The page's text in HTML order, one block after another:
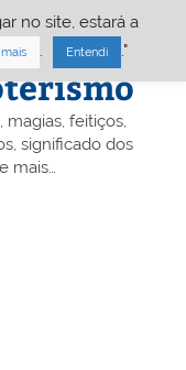
magias, feitiços,
significado dos
mais…
no site, estará a
Entendi ."